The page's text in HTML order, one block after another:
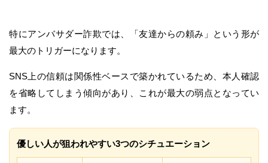
特にアンバサダー詐欺では、「友達からの頼み」という形が
最大のトリガーになります。
SNS上の信頼は関係性ベースで築かれているため、本人確認
を省略してしまう傾向があり、これが最大の弱点となってい
ます。
優しい人が狙われやすい3つのシチュエーション